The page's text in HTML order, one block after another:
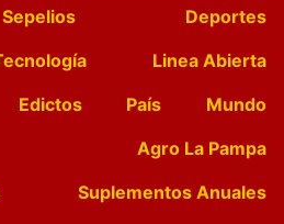
Sepelios
Deportes
Linea Abierta
Edictos País
Mundo
Agro La Pampa
Suplementos Anuales